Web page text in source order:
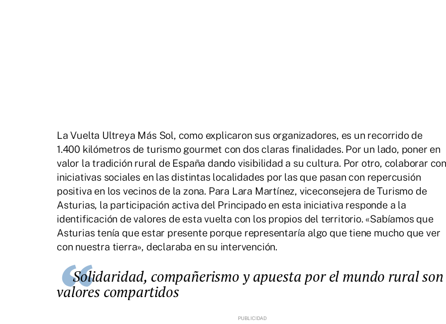
La Vuelta Ultreya Más Sol, como explicaron sus organizadores, es un recorrido de
1.400 kilómetros de turismo gourmet con dos claras finalidades. Por un lado, poner en
valor la tradición rural de España dando visibilidad a su cultura. Por otro, colaborar con
iniciativas sociales en las distintas localidades por las que pasan con repercusión
positiva en los vecinos de la zona. Para Lara Martínez, viceconsejera de Turismo de
Asturias, la participación activa del Principado en esta iniciativa responde a la
identificación de valores de esta vuelta con los propios del territorio. «Sabíamos que
Asturias tenía que estar presente porque representaría algo que tiene mucho que ver
con nuestra tierra», declaraba en su intervención.
Solidaridad, compañerismo y apuesta por el mundo rural son
valores compartidos